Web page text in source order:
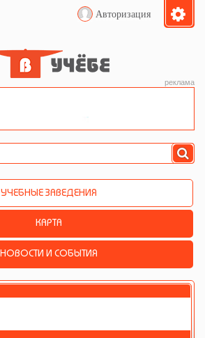
Авторизация
реклама
УЧЕБНЫЕ ЗАВЕДЕНИЯ
КАРТА
НОВОСТИ И СОБЫТИЯ